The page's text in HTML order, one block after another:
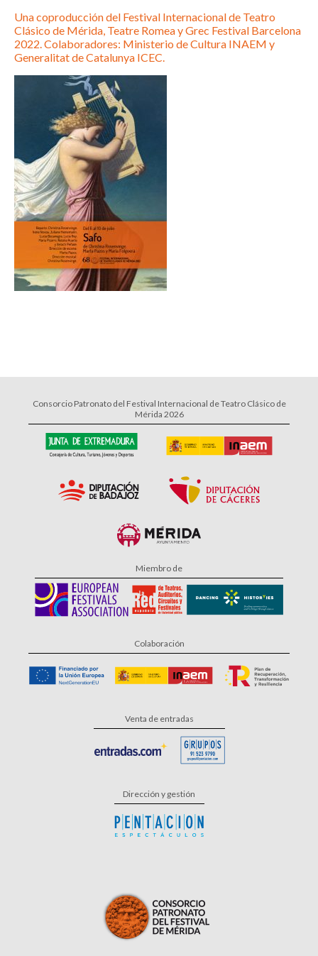
Una coproducción del Festival Internacional de Teatro
Clásico de Mérida, Teatre Romea y Grec Festival Barcelona
2022. Colaboradores: Ministerio de Cultura INAEM y
Generalitat de Catalunya ICEC.
Consorcio Patronato del Festival Internacional de Teatro Clásico de
Mérida 2026
Miembro de
Colaboración
Venta de entradas
Dirección y gestión